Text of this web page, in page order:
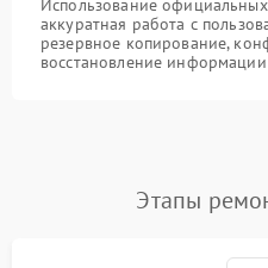
Использование
аккуратная работа с
резервное копирование,
восстановление
Этапы